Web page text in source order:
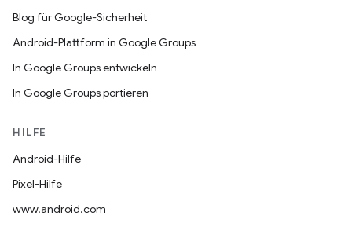
Blog für Google-Sicherheit
Android-Plattform in Google Groups
In Google Groups entwickeln
In Google Groups portieren
HILFE
Android-Hilfe
Pixel-Hilfe
www.android.com